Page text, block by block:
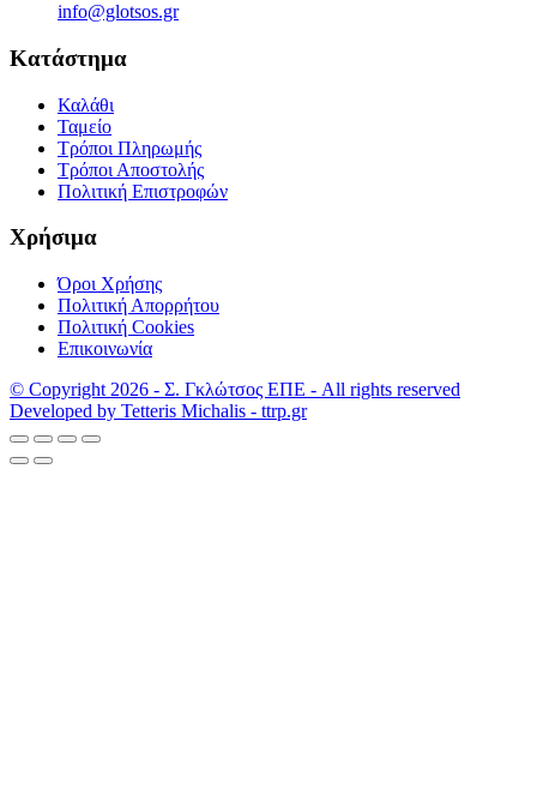
info@glotsos.gr
Κατάστημα
Καλάθι
Ταμείο
Τρόποι Πληρωμής
Τρόποι Αποστολής
Πολιτική Επιστροφών
Χρήσιμα
Όροι Χρήσης
Πολιτική Απορρήτου
Πολιτική Cookies
Επικοινωνία
© Copyright 2026 - Σ. Γκλώτσος ΕΠΕ - All rights reserved
Developed by Tetteris Michalis - ttrp.gr